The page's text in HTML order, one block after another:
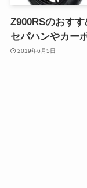
Z900RSのおす
セパハンやカー
2019年6月5日